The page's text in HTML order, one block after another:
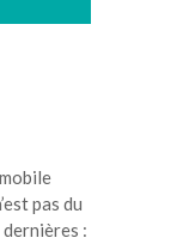
pas du
: